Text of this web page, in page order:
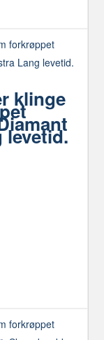
klinge
levetid.